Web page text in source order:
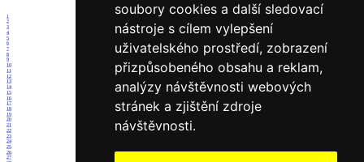
soubory cookies a další sledovací
nástroje s cílem vylepšení
uživatelského prostředí, zobrazení
přizpůsobeného obsahu a reklam,
analýzy návštěvnosti webových
stránek a zjištění zdroje
návštěvnosti.
1
2
3
4
5
6
7
8
9
10
11
12
13
14
15
16
17
18
19
20
21
22
23
24
25
26
27